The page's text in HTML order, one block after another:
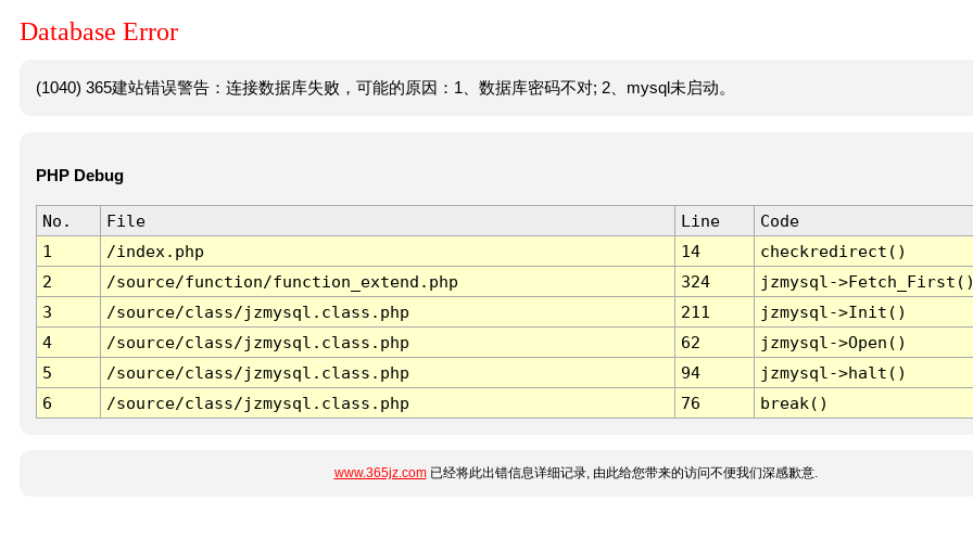
Database Error
(1040) 365建站错误警告：连接数据库失败，可能的原因：1、数据库密码不对; 2、mysql未启动。
PHP Debug
No. File Line
Code
1
/index.php 14
checkredirect()
2
/source/function/function_extend.php 324
jzmysql-
3
/source/class/jzmysql.class.php 211
jzmysql->Init()
4
/source/class/jzmysql.class.php 62
jzmysql->Open()
5
/source/class/jzmysql.class.php 94
jzmysql->halt()
6
/source/class/jzmysql.class.php 76 break()
www.365jz.com已经将此出错信息详细记录, 由此给您带来的访问不便我们深感歉意.